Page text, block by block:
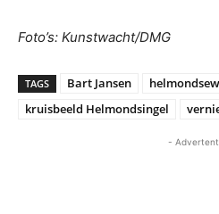
Foto’s: Kunstwacht/DMG
TAGS Bart Jansen
kruisbeeld Helmondsingel
-